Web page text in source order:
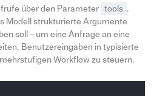
über den Parameter tools .
Modell strukturierte Argumente
soll – um eine Anfrage an eine
Benutzereingaben in typisierte
Workflow zu steuern.